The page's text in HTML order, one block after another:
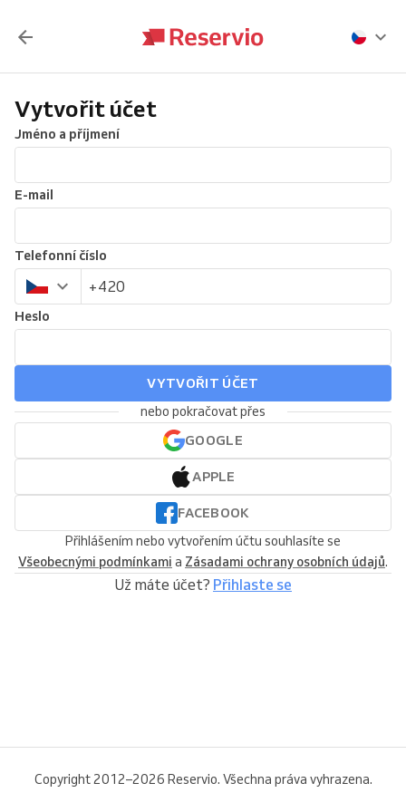
Vytvořit účet
Jméno a příjmení
E-mail
Telefonní číslo
Heslo
VYTVOŘIT ÚČET
nebo pokračovat přes
GOOGLE
APPLE
FACEBOOK
Přihlášením nebo vytvořením účtu souhlasíte se
Všeobecnými podmínkami a Zásadami ochrany osobních údajů.
Už máte účet? Přihlaste se
Copyright 2012–2026 Reservio. Všechna práva vyhrazena.